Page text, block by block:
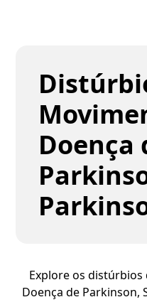
Doença
Explore os
Doença de Parkinson,